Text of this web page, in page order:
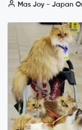
Mas Joy - Japan